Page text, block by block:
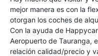
mejor manera es con la
otorgan los coches de
Con la ayuda de
Aeropuerto de Tauranga,
relación calidad/precio y